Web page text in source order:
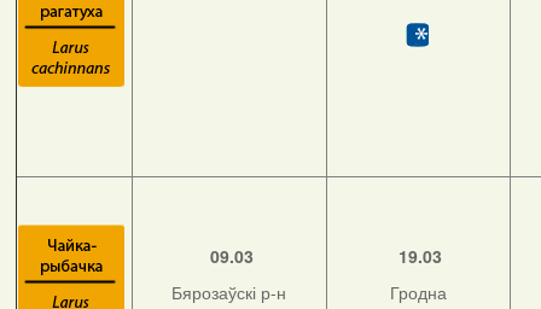
09.03
Бярозаўскі р-н
19.03
Гродна